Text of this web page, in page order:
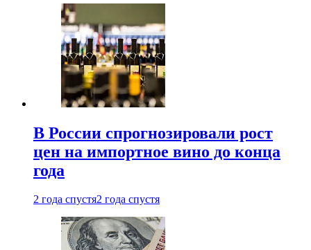
В России спрогнозировали рост
цен на импортное вино до конца
года
2 года спустя2 года спустя